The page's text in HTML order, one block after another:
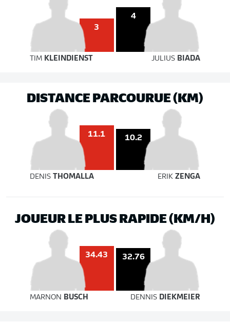
3
4
TIM KLEINDIENST JULIUS BIADA
DISTANCE PARCOURUE (KM)
11.1 10.2
DENIS THOMALLA ERIKZENGA
JOUEUR LE PLUS RAPIDE (KM/H)
34.43 32.76
MARNON BUSCH DENNIS DIEKMEIER